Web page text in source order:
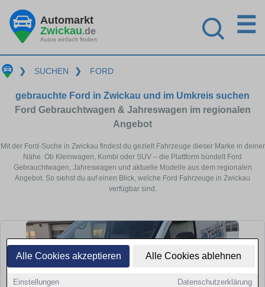
Alle Cookies akzeptieren Alle Cookies ablehnen
Einstellungen Datenschutzerklärung
Automarkt
Zwickau.de
Autos einfach finden
☰
❯ SUCHEN ❯ FORD
gebrauchte Ford in Zwickau und im Umkreis suchen
Ford Gebrauchtwagen & Jahreswagen im regionalen
Angebot
Mit der Ford-Suche in Zwickau findest du gezielt Fahrzeuge dieser Marke in deiner
Nähe. Ob Kleinwagen, Kombi oder SUV – die Plattform bündelt Ford
Gebrauchtwagen, Jahreswagen und aktuelle Modelle aus dem regionalen
Angebot. So siehst du auf einen Blick, welche Ford Fahrzeuge in Zwickau
verfügbar sind.